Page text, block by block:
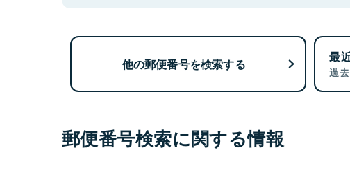
他の郵便番号を検索する 最
過
郵便番号検索に関する情報